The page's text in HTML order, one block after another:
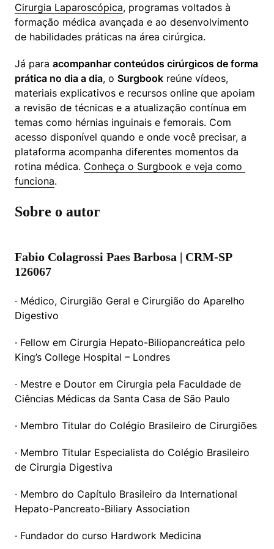
Cirurgia Laparoscópica, programas voltados à
formação médica avançada e ao desenvolvimento
de habilidades práticas na área cirúrgica.
Já para acompanhar conteúdos cirúrgicos de forma
prática no dia a dia, o Surgbook reúne vídeos,
materiais explicativos e recursos online que apoiam
a revisão de técnicas e a atualização contínua em
temas como hérnias inguinais e femorais. Com
acesso disponível quando e onde você precisar, a
plataforma acompanha diferentes momentos da
rotina médica. Conheça o Surgbook e veja como
funciona.
Sobre o autor
Fabio Colagrossi Paes Barbosa | CRM-SP
126067
· Médico, Cirurgião Geral e Cirurgião do Aparelho
Digestivo
· Fellow em Cirurgia Hepato-Biliopancreática pelo
King’s College Hospital – Londres
· Mestre e Doutor em Cirurgia pela Faculdade de
Ciências Médicas da Santa Casa de São Paulo
· Membro Titular do Colégio Brasileiro de Cirurgiões
· Membro Titular Especialista do Colégio Brasileiro
de Cirurgia Digestiva
· Membro do Capítulo Brasileiro da International
Hepato-Pancreato-Biliary Association
· Fundador do curso Hardwork Medicina